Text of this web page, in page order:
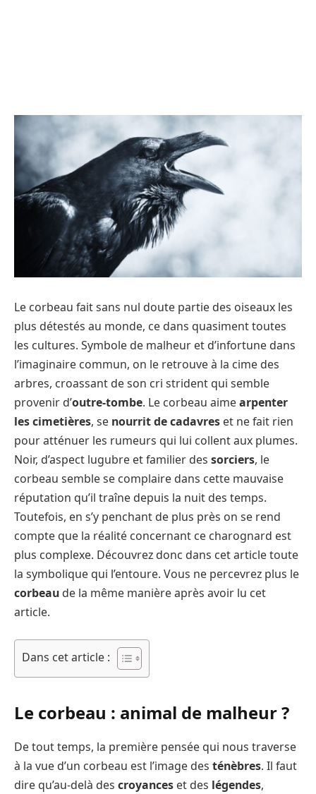
Le corbeau fait sans nul doute partie des oiseaux les
plus détestés au monde, ce dans quasiment toutes
les cultures. Symbole de malheur et d’infortune dans
l’imaginaire commun, on le retrouve à la cime des
arbres, croassant de son cri strident qui semble
provenir d’outre-tombe. Le corbeau aimearpenter
les cimetières, se nourrit de cadavres et ne fait rien
pour atténuer les rumeurs qui lui collent aux plumes.
Noir, d’aspect lugubre et familier des sorciers, le
corbeau semble se complaire dans cette mauvaise
réputation qu’il traîne depuis la nuit des temps.
Toutefois, en s’y penchant de plus près on se rend
compte que la réalité concernant ce charognard est
plus complexe. Découvrez donc dans cet article toute
la symbolique qui l’entoure. Vous ne percevrez plus le
corbeau de la même manière après avoir lu cet
article.
Dans cet article :
Le corbeau : animal de malheur ?
De tout temps, la première pensée qui nous traverse
à la vue d’un corbeau est l’image des ténèbres. Il faut
dire qu’au-delà des croyances et des légendes,